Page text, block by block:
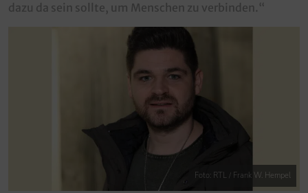
dazu da sein sollte, um Menschen zu verbinden.“
Foto: RTL / Frank W. Hempel